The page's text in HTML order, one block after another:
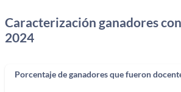
Caracterización ganadores
2024